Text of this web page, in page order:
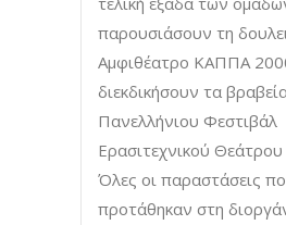
παρουσιάσουν τη
Αμφιθέατρο ΚΑΠΠΑ
διεκδικήσουν τα
Πανελλήνιου Φεστιβάλ
Ερασιτεχνικού
Όλες οι παραστάσεις
προτάθηκαν στη